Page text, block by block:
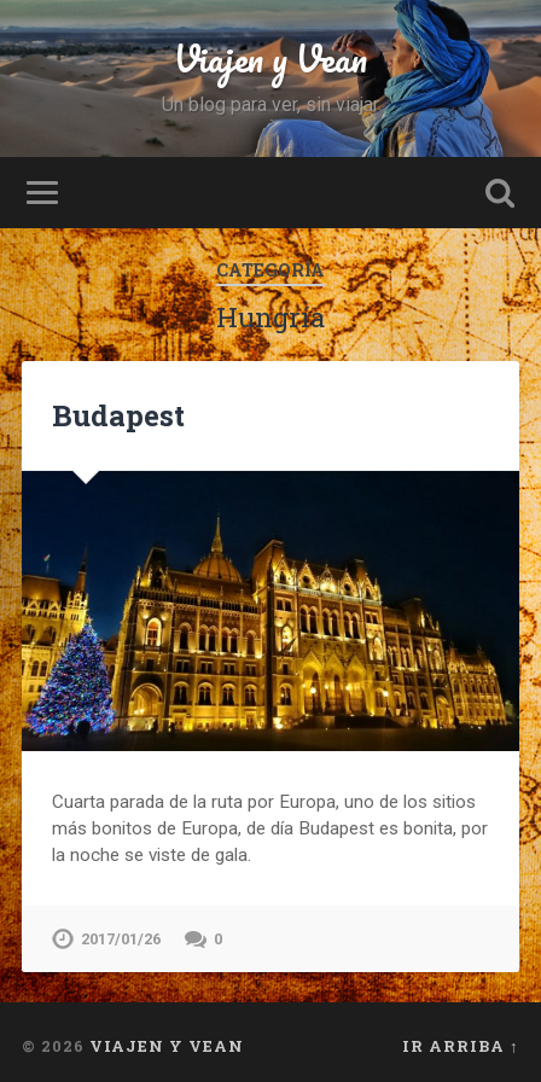
Viajen y Vean
Un blog para ver, sin viajar
CATEGORÍA
Hungría
Budapest
Cuarta parada de la ruta por Europa, uno de los sitios
más bonitos de Europa, de día Budapest es bonita, por
la noche se viste de gala.
2017/01/26 0
© 2026 VIAJEN Y VEAN IR ARRIBA ↑